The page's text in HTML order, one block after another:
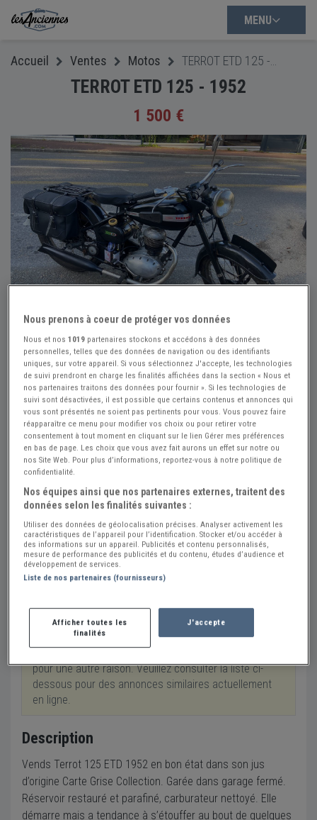
MENU
Accueil Ventes Motos
TERROT ETD 125 - 1952
1 500 €
Réf : A870383 Actualisée le : 17/06/2026
TERROT ETD 125 - 1952
1 500 €
Vendeur Particulier
Yvelines (78) - L\'ETANG-LA-VILLE (78620)
Cette annonce a été retirée suite à une vente ou
pour une autre raison. Veuillez consulter la liste ci-
dessous pour des annonces similaires actuellement
en ligne.
Description
Vends Terrot 125 ETD 1952 en bon état dans son jus
d’origine Carte Grise Collection. Garée dans garage fermé.
Réservoir restauré et parafiné, carburateur nettoyé. Elle
démarre mais a tendance à s’étouffer au bout de quelques
Nous prenons à coeur de protéger vos données
Nous et nos1019 partenaires stockons et accédons à des données
personnelles, telles que des données de navigation ou des identifiants
uniques, sur votre appareil. Si vous sélectionnez J'accepte, les technologies
de suivi prendront en charge les finalités affichées dans la section « Nous et
nos partenaires traitons des données pour fournir ». Si les technologies de
suivi sont désactivées, il est possible que certains contenus et annonces qui
vous sont présentés ne soient pas pertinents pour vous. Vous pouvez faire
réapparaître ce menu pour modifier vos choix ou pour retirer votre
consentement à tout moment en cliquant sur le lien Gérer mes préférences
en bas de page. Les choix que vous avez fait aurons un effet sur notre ou
nos Site Web. Pour plus d’informations, reportez-vous à notre politique de
confidentialité.
Nos équipes ainsi que nos partenaires externes, traitent des
données selon les finalités suivantes :
Utiliser des données de géolocalisation précises. Analyser activement les
caractéristiques de l’appareil pour l’identification. Stocker et/ou accéder à
des informations sur un appareil. Publicités et contenu personnalisés,
mesure de performance des publicités et du contenu, études d’audience et
développement de services.
Liste de nos partenaires (fournisseurs)
Afficher toutes les
finalités
J'accepte